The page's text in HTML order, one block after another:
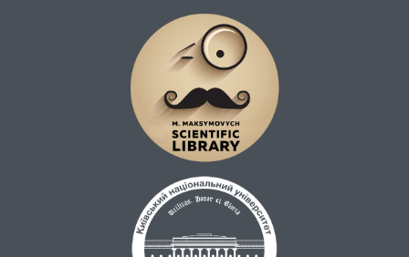
жіночої сексуальності в умовах воєнного